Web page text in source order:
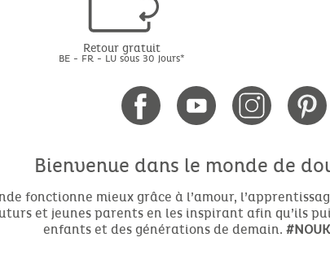
Retour gratuit
BE - FR - LU sous 30 jours*
Bienvenue dans le monde de
fonctionne mieux grâce à l’amour,
et jeunes parents en les inspirant afin qu’ils
enfants et des générations de demain.